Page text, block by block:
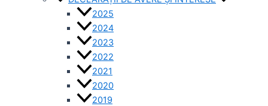
2025
2024
2023
2022
2021
2020
2019